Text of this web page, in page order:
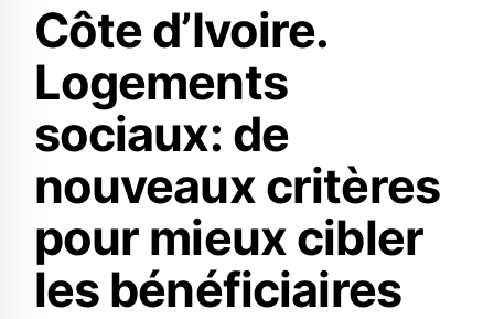
Côte d’Ivoire.
Logements
sociaux: de
nouveaux critères
pour mieux cibler
les bénéficiaires